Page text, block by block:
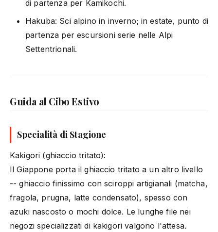
di partenza per Kamikochi.
Hakuba: Sci alpino in inverno; in estate, punto di
partenza per escursioni serie nelle Alpi
Settentrionali.
Guida al Cibo Estivo
Specialità di Stagione
Kakigori (ghiaccio tritato):
Il Giappone porta il ghiaccio tritato a un altro livello
-- ghiaccio finissimo con sciroppi artigianali (matcha,
fragola, prugna, latte condensato), spesso con
azuki nascosto o mochi dolce. Le lunghe file nei
negozi specializzati di kakigori valgono l'attesa.